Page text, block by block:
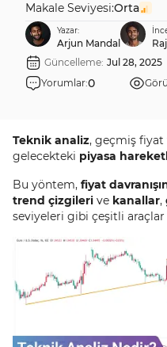
Makale Seviyesi:Orta
Yazar:
Arjun Mandal
Güncelleme: Jul 28, 2025
Yorumlar:0
Teknik analiz, geçmiş fiyat
gelecekteki piyasa
Bu yöntem, fiyat
trend çizgileri ve kanallar,
seviyeleri gibi çeşitli araçlar